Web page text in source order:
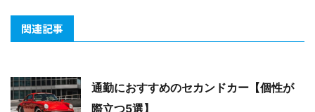
関連記事
通勤におすすめのセカンドカー【個性が
際立つ5選】